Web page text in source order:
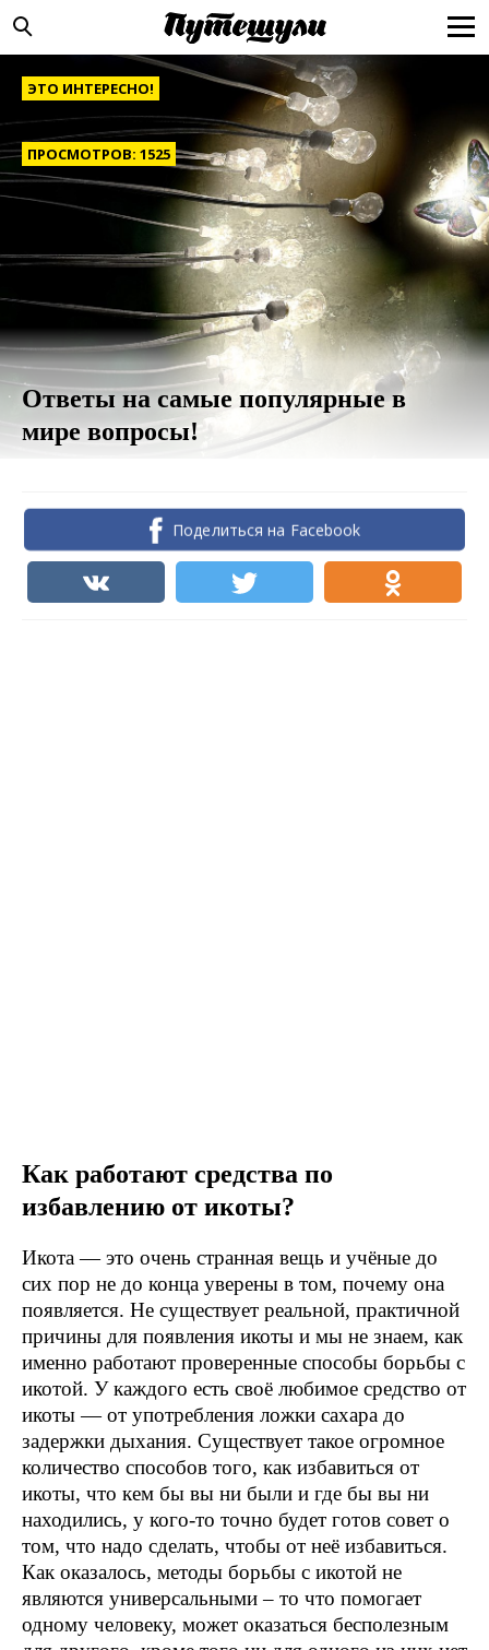
ЭТО ИНТЕРЕСНО!
ПРОСМОТРОВ: 1525
Ответы на самые популярные в
мире вопросы!
Поделиться на Facebook
Как работают средства по
избавлению от икоты?
Икота — это очень странная вещь и учёные до
сих пор не до конца уверены в том, почему она
появляется. Не существует реальной, практичной
причины для появления икоты и мы не знаем, как
именно работают проверенные способы борьбы с
икотой. У каждого есть своё любимое средство от
икоты — от употребления ложки сахара до
задержки дыхания. Существует такое огромное
количество способов того, как избавиться от
икоты, что кем бы вы ни были и где бы вы ни
находились, у кого-то точно будет готов совет о
том, что надо сделать, чтобы от неё избавиться.
Как оказалось, методы борьбы с икотой не
являются универсальными – то что помогает
одному человеку, может оказаться бесполезным